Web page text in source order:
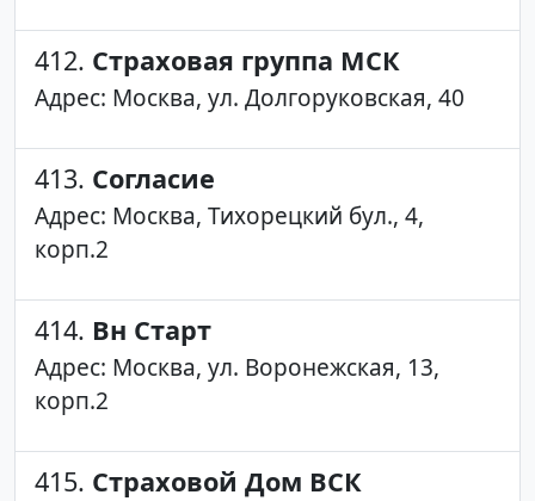
412. Страховая группа МСК
Адрес: Москва, ул. Долгоруковская, 40
413. Согласие
Адрес: Москва, Тихорецкий бул., 4,
корп.2
414. Вн Старт
Адрес: Москва, ул. Воронежская, 13,
корп.2
415. Страховой Дом ВСК